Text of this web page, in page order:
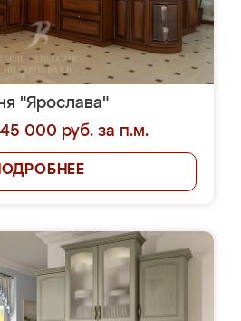
"Ярослава"
000 руб. за п.м.